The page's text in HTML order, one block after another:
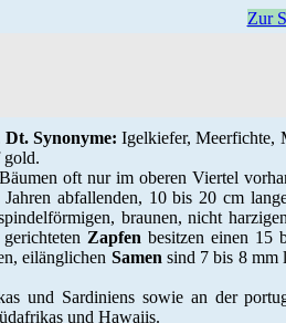
Zur
Dt. Synonyme: Igelkiefer, Meerfichte,
gold.
oft nur im oberen Viertel
abfallenden, 10 bis 20 cm
braunen, nicht
Zapfen besitzen einen 15
eilänglichen Samen sind 7 bis 8 mm
und Sardiniens sowie an der
und Hawaiis.